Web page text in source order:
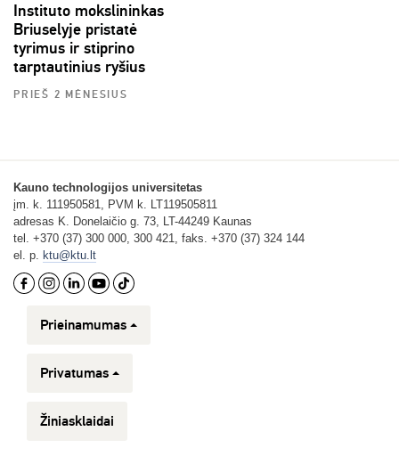
Instituto mokslininkas
Briuselyje pristatė
tyrimus ir stiprino
tarptautinius ryšius
PRIEŠ 2 MĖNESIUS
Kauno technologijos universitetas
įm. k. 111950581, PVM k. LT119505811
adresas K. Donelaičio g. 73, LT-44249 Kaunas
tel. +370 (37) 300 000, 300 421, faks. +370 (37) 324 144
el. p. ktu@ktu.lt
Prieinamumas
Privatumas
Žiniasklaidai